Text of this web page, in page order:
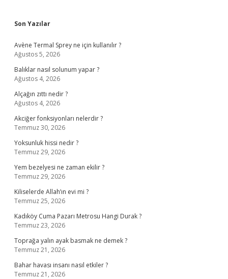
Sidebar
Son Yazılar
Avène Termal Sprey ne için kullanılır ?
Ağustos 5, 2026
Balıklar nasıl solunum yapar ?
Ağustos 4, 2026
Alçağın zıttı nedir ?
Ağustos 4, 2026
Akciğer fonksiyonları nelerdir ?
Temmuz 30, 2026
Yoksunluk hissi nedir ?
Temmuz 29, 2026
Yem bezelyesi ne zaman ekilir ?
Temmuz 29, 2026
Kiliselerde Allah’ın evi mi ?
Temmuz 25, 2026
Kadıköy Cuma Pazarı Metrosu Hangi Durak ?
Temmuz 23, 2026
Toprağa yalın ayak basmak ne demek ?
Temmuz 21, 2026
Bahar havası insanı nasıl etkiler ?
Temmuz 21, 2026